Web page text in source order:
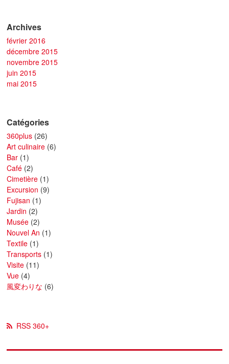
Archives
février 2016
décembre 2015
novembre 2015
juin 2015
mai 2015
Catégories
360plus (26)
Art culinaire (6)
Bar (1)
Café (2)
Cimetière (1)
Excursion (9)
Fujisan (1)
Jardin (2)
Musée (2)
Nouvel An (1)
Textile (1)
Transports (1)
Visite (11)
Vue (4)
風変わりな (6)
RSS 360+